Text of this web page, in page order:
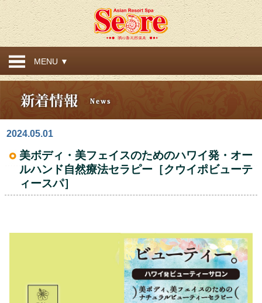
MENU ▼
2024.05.01
美ボディ・美フェイスのためのハワイ発・オー
ルハンド自然療法セラピー［クウイポビューテ
ィースパ］